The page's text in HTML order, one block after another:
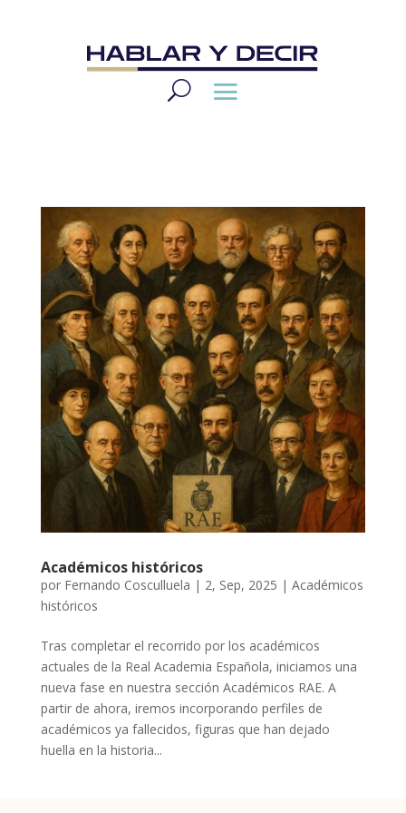
Académicos históricos
por Fernando Cosculluela | 2, Sep, 2025 | Académicos
históricos
Tras completar el recorrido por los académicos
actuales de la Real Academia Española, iniciamos una
nueva fase en nuestra sección Académicos RAE. A
partir de ahora, iremos incorporando perfiles de
académicos ya fallecidos, figuras que han dejado
huella en la historia...